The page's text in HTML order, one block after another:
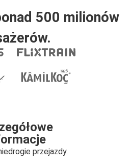
500 milionów
przejazdy.